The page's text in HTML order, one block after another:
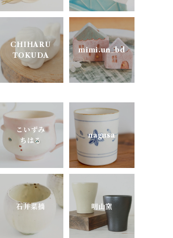
樋口萌
古谷製陶所
松ヶ岡ガラス
よしざわ窯
里衣工房
aobapottery
CHIHARU TOKUDA
CHIHARU
TOKUDA
mimi.un_bd
こいずみ
ちはる
nagusa
石井菜摘 明山窯